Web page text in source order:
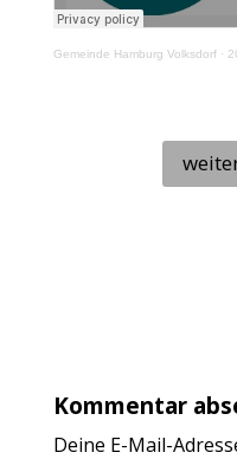
Gemeinde Hamburg Volksdorf·
Kommentar
Deine E-Mail-